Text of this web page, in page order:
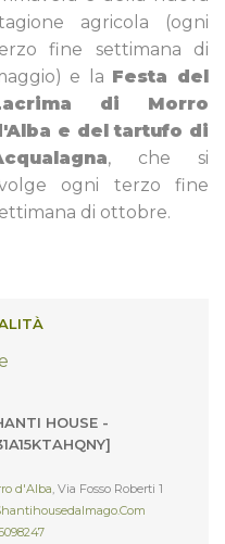
agricola (ogni
fine settimana di
e la Festa del
di Morro
e del tartufo di
, che si
ogni terzo fine
di ottobre.
HOUSE -
d'Alba, Via Fosso Roberti 1